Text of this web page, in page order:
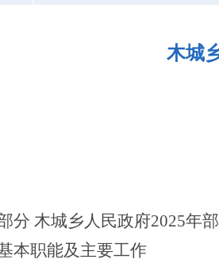
木城
分 木城乡人民政府2025年
本职能及主要工作